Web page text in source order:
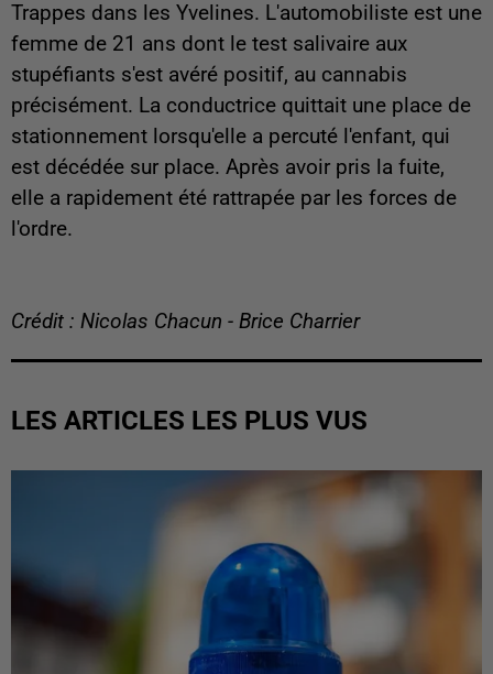
Trappes dans les Yvelines. L'automobiliste est une
femme de 21 ans dont le test salivaire aux
stupéfiants s'est avéré positif, au cannabis
précisément. La conductrice quittait une place de
stationnement lorsqu'elle a percuté l'enfant, qui
est décédée sur place. Après avoir pris la fuite,
elle a rapidement été rattrapée par les forces de
l'ordre.
Crédit : Nicolas Chacun - Brice Charrier
LES ARTICLES LES PLUS VUS